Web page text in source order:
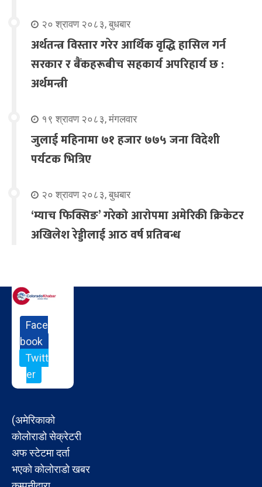
२० श्रावण २०८३, बुधबार
अर्थतन्त्र विस्तार गरेर आर्थिक वृद्धि हासिल गर्न
सरकार र बैंकहरूबीच सहकार्य अपरिहार्य छ :
अर्थमन्त्री
१९ श्रावण २०८३, मंगलवार
जुलाई महिनामा ७१ हजार ७७५ जना विदेशी
पर्यटक भित्रिए
२० श्रावण २०८३, बुधबार
‘म्याच फिक्सिङ’ गरेको आरोपमा अमेरिकी क्रिकेटर
अखिलेश रेड्डीलाई आठ वर्ष प्रतिबन्ध
Face
book
Twitt
er
(अमेरिकाको
कोलोराडो सेक्रेटरी
अफ स्टेटमा दर्ता
भएको कोलोराडो खबर